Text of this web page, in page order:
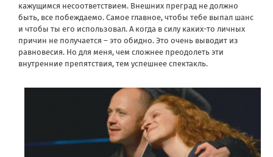
кажущимся несоответствием. Внешних преград не должно
быть, все побеждаемо. Самое главное, чтобы тебе выпал шанс
и чтобы ты его использовал. А когда в силу каких-то личных
причин не получается – это обидно. Это очень выводит из
равновесия. Но для меня, чем сложнее преодолеть эти
внутренние препятствия, тем успешнее спектакль.